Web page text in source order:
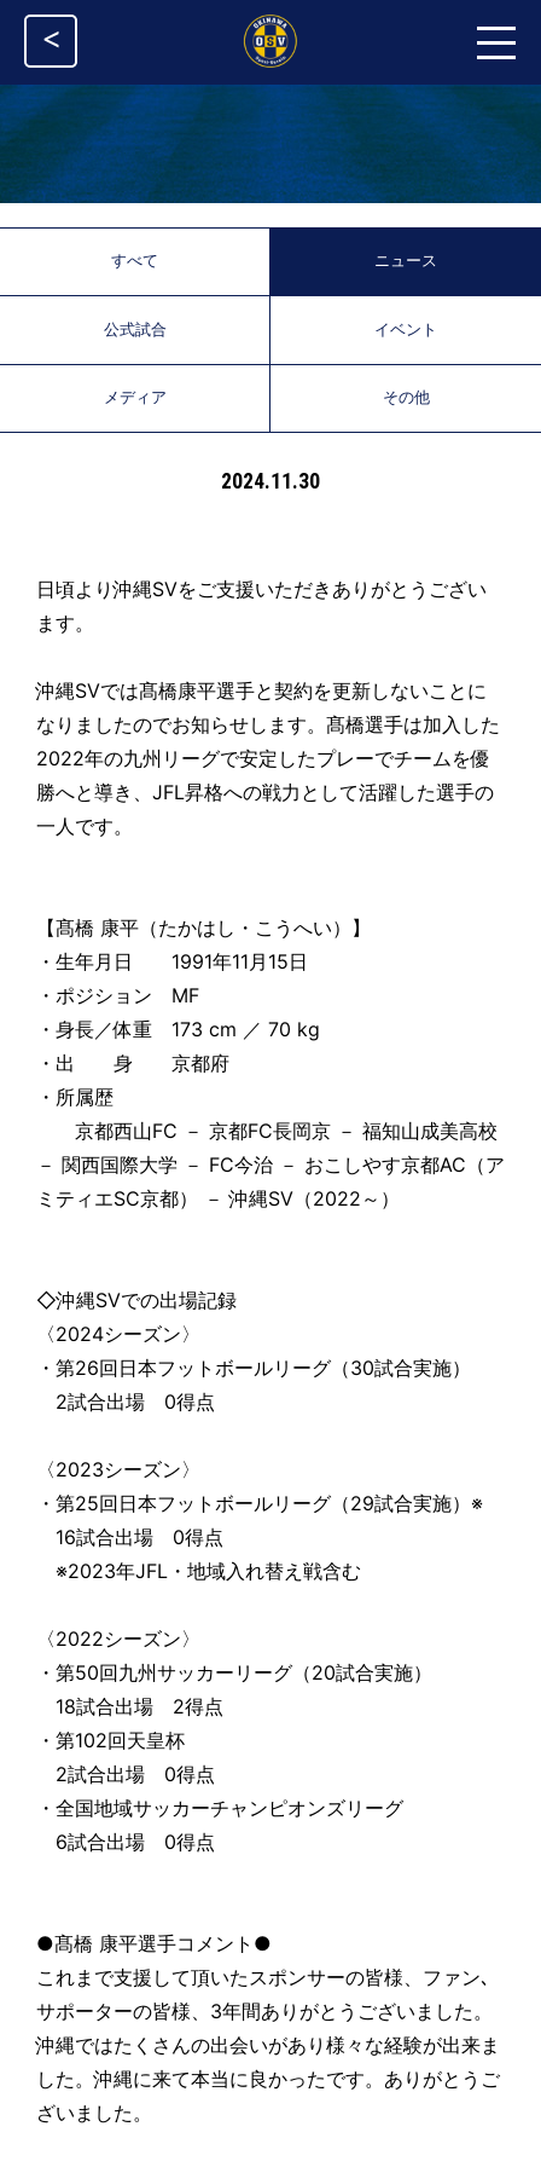
<
すべて ニュース
公式試合 イベント
メディア その他
2024.11.30
日頃より沖縄SVをご支援いただきありがとうござい
ます。
沖縄SVでは髙橋康平選手と契約を更新しないことに
なりましたのでお知らせします。髙橋選手は加入した
2022年の九州リーグで安定したプレーでチームを優
勝へと導き、JFL昇格への戦力として活躍した選手の
一人です。
【髙橋 康平（たかはし・こうへい）】
・生年月日 1991年11月15日
・ポジション MF
・身長／体重 173 cm ／ 70 kg
・出 身 京都府
・所属歴
京都西山FC － 京都FC長岡京 － 福知山成美高校
－ 関西国際大学 － FC今治 － おこしやす京都AC（ア
ミティエSC京都） － 沖縄SV（2022～）
◇沖縄SVでの出場記録
〈2024シーズン〉
・第26回日本フットボールリーグ（30試合実施）
2試合出場 0得点
〈2023シーズン〉
・第25回日本フットボールリーグ（29試合実施）※
16試合出場 0得点
※2023年JFL・地域入れ替え戦含む
〈2022シーズン〉
・第50回九州サッカーリーグ（20試合実施）
18試合出場 2得点
・第102回天皇杯
2試合出場 0得点
・全国地域サッカーチャンピオンズリーグ
6試合出場 0得点
●髙橋 康平選手コメント●
これまで支援して頂いたスポンサーの皆様、ファン､
サポーターの皆様、3年間ありがとうございました。
沖縄ではたくさんの出会いがあり様々な経験が出来ま
した。沖縄に来て本当に良かったです。ありがとうご
ざいました。